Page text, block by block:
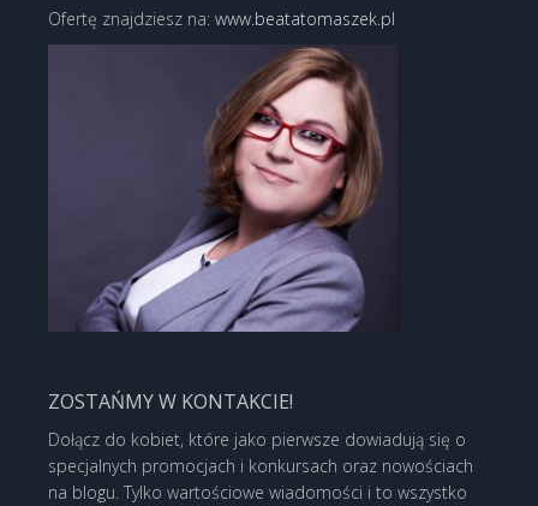
Ofertę znajdziesz na: www.beatatomaszek.pl
ZOSTAŃMY W KONTAKCIE!
Dołącz do kobiet, które jako pierwsze dowiadują się o
specjalnych promocjach i konkursach oraz nowościach
na blogu. Tylko wartościowe wiadomości i to wszystko